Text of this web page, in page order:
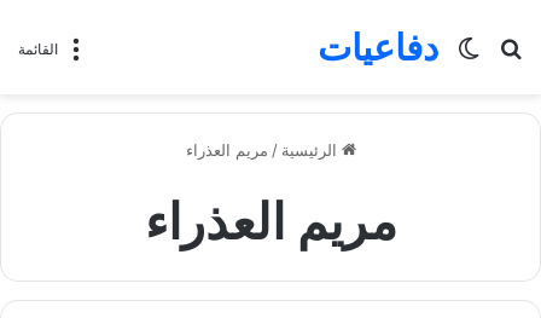
القائمة دفاعيات
بحث
الوضع
الرئيسية / مريم العذراء
مريم العذراء